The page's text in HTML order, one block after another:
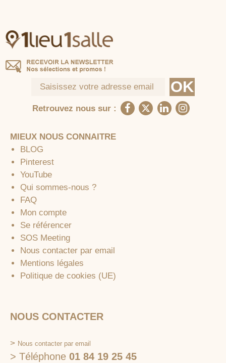
Retrouvez nous sur :
MIEUX NOUS CONNAITRE
BLOG
Pinterest
YouTube
Qui sommes-nous ?
FAQ
Mon compte
Se référencer
SOS Meeting
Nous contacter par email
Mentions légales
Politique de cookies (UE)
NOUS CONTACTER
> Nous contacter par email
> Téléphone 01 84 19 25 45